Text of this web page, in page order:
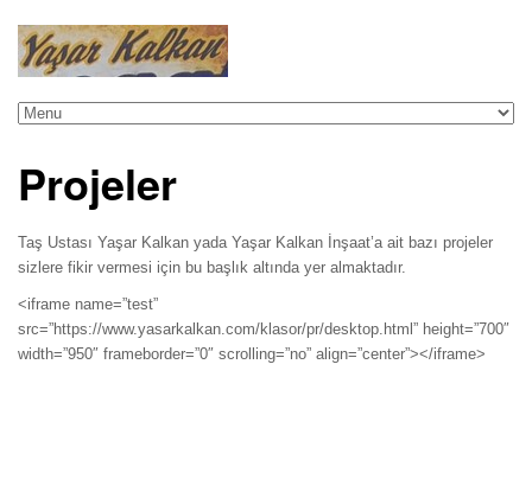
Projeler
Taş Ustası Yaşar Kalkan yada Yaşar Kalkan İnşaat’a ait bazı projeler
sizlere fikir vermesi için bu başlık altında yer almaktadır.
<iframe name=”test”
src=”https://www.yasarkalkan.com/klasor/pr/desktop.html” height=”700″
width=”950″ frameborder=”0″ scrolling=”no” align=”center”></iframe>